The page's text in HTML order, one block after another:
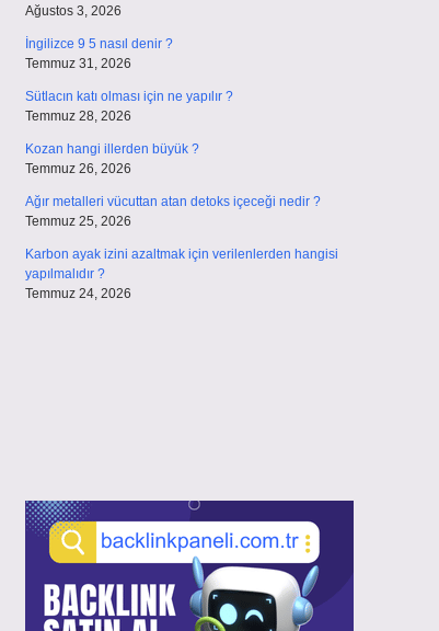
Ağustos 3, 2026
İngilizce 9 5 nasıl denir ?
Temmuz 31, 2026
Sütlacın katı olması için ne yapılır ?
Temmuz 28, 2026
Kozan hangi illerden büyük ?
Temmuz 26, 2026
Ağır metalleri vücuttan atan detoks içeceği nedir ?
Temmuz 25, 2026
Karbon ayak izini azaltmak için verilenlerden hangisi
yapılmalıdır ?
Temmuz 24, 2026